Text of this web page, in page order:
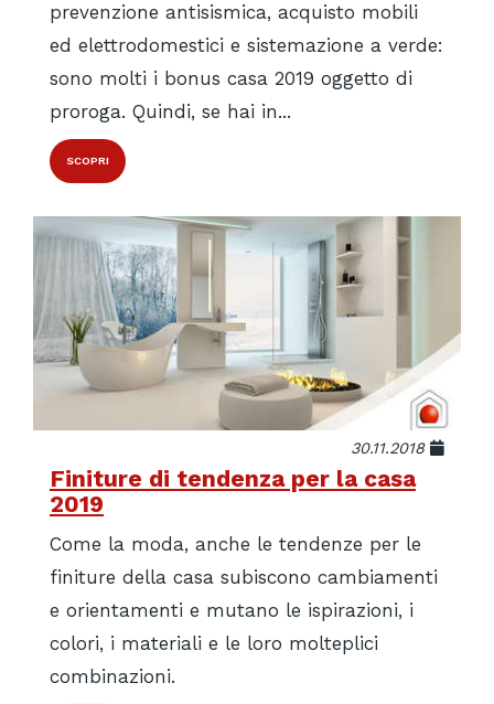
prevenzione antisismica, acquisto mobili
ed elettrodomestici e sistemazione a verde:
sono molti i bonus casa 2019 oggetto di
proroga. Quindi, se hai in...
SCOPRI
30.11.2018
Finiture di tendenza per la casa
2019
Come la moda, anche le tendenze per le
finiture della casa subiscono cambiamenti
e orientamenti e mutano le ispirazioni, i
colori, i materiali e le loro molteplici
combinazioni.